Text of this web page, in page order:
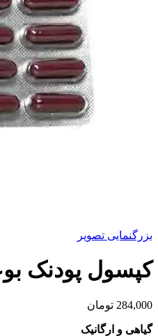
بزرگنمایی تصویر
کپسول پودنک
284,000 تومان
گیاهی و ارگانیک